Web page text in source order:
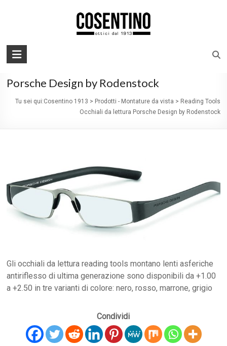
Cosentino
Reading Tools Occhiali da lettura
Porsche Design by Rodenstock
Tu sei qui:Cosentino 1913 > Prodotti - Montature da vista > Reading Tools
Occhiali da lettura Porsche Design by Rodenstock
Gli occhiali da lettura reading tools montano lenti asferiche
antiriflesso di ultima generazione sono disponibili da +1.00
a +2.50 in tre varianti di colore: nero, rosso, marrone, grigio
Condividi